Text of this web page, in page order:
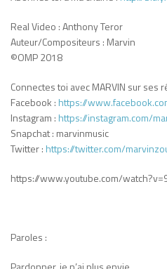
Real Video : Anthony Teror
Auteur/Compositeurs : Marvin
©OMP 2018
Connectes toi avec MARVIN sur ses
Facebook : https://
Instagram : https://instagram.com/
Snapchat : marvinmusic
Twitter : https://twitter.com/
https://www.youtube.com/
Paroles :